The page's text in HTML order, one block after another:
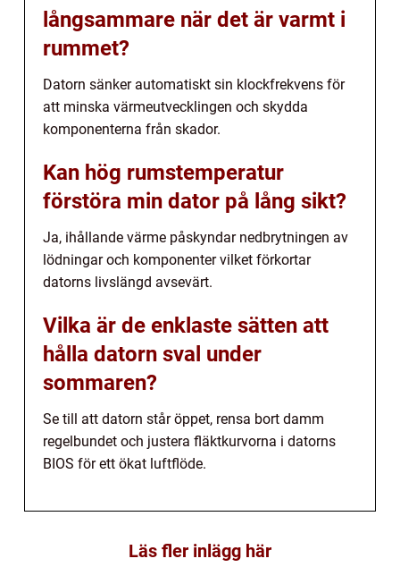
långsammare när det är varmt i
rummet?
Datorn sänker automatiskt sin klockfrekvens för
att minska värmeutvecklingen och skydda
komponenterna från skador.
Kan hög rumstemperatur
förstöra min dator på lång sikt?
Ja, ihållande värme påskyndar nedbrytningen av
lödningar och komponenter vilket förkortar
datorns livslängd avsevärt.
Vilka är de enklaste sätten att
hålla datorn sval under
sommaren?
Se till att datorn står öppet, rensa bort damm
regelbundet och justera fläktkurvorna i datorns
BIOS för ett ökat luftflöde.
Läs fler inlägg här